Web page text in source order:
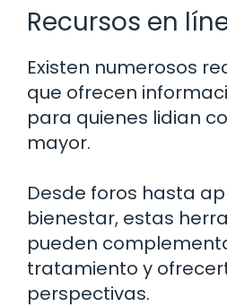
Recursos en
Existen numerosos
que ofrecen
para quienes lidian
mayor.
Desde foros hasta
bienestar, estas
pueden
tratamiento y
perspectivas.